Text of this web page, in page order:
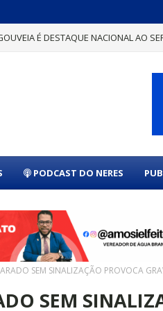
CONQUISTA SELO CAIXA
PODCAST DO NERES
SEM SINALIZAÇÃO PROVOCA
SEM